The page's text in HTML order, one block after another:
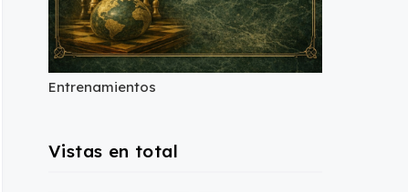
Entrenamientos
Vistas en total